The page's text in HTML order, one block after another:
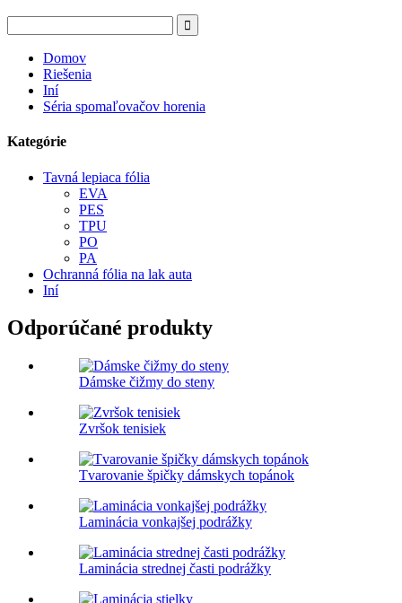
Domov
Riešenia
Iní
Séria spomaľovačov horenia
Kategórie
Tavná lepiaca fólia
EVA
PES
TPU
PO
PA
Ochranná fólia na lak auta
Iní
Odporúčané produkty
Dámske čižmy do steny
Zvršok tenisiek
Tvarovanie špičky dámskych topánok
Laminácia vonkajšej podrážky
Laminácia strednej časti podrážky